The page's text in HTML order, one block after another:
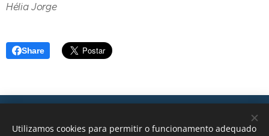
Hélia Jorge
Share
geral@transicoes.pt
Utilizamos cookies para permitir o funcionamento adequado